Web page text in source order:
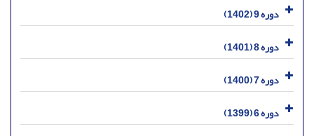
دوره 9 (1402)
دوره 8 (1401)
دوره 7 (1400)
دوره 6 (1399)